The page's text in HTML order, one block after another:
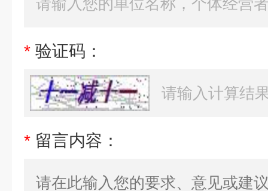
* 验证码：
* 留言内容：